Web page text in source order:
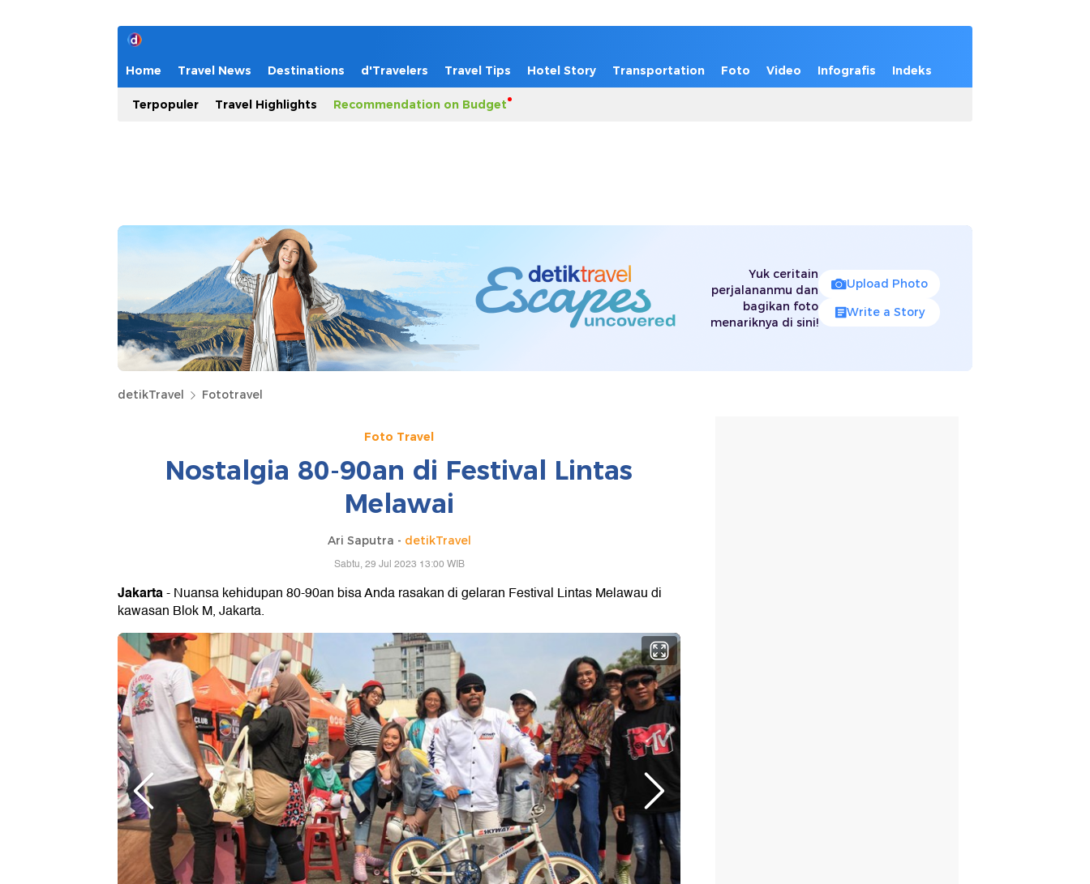
Home Travel News Destinations d'Travelers Travel Tips Hotel Story Transportation Foto Video Infografis Indeks
Terpopuler Travel Highlights Recommendation on Budget
Yuk ceritain
perjalananmu dan
bagikan foto
menariknya di sini!
Upload Photo
Write a Story
detikTravel Fototravel
Foto Travel
Nostalgia 80-90an di Festival Lintas
Melawai
Ari Saputra - detikTravel
Sabtu, 29 Jul 2023 13:00 WIB
Jakarta- Nuansa kehidupan 80-90an bisa Anda rasakan di gelaran Festival Lintas Melawau di
kawasan Blok M, Jakarta.